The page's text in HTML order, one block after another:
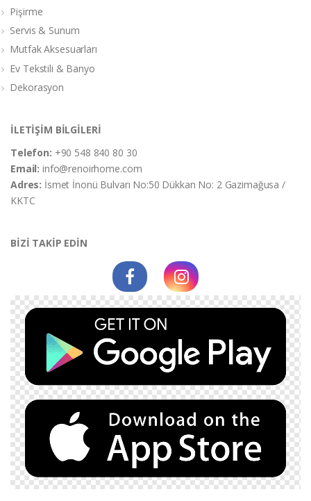
Pişirme
Servis & Sunum
Mutfak Aksesuarları
Ev Tekstili & Banyo
Dekorasyon
İLETİŞİM BİLGİLERİ
Telefon: +90 548 840 80 30
Email:info@renoirhome.com
Adres: İsmet İnonü Bulvarı No:50 Dükkan No: 2 Gazimağusa /
KKTC
BİZİ TAKİP EDİN